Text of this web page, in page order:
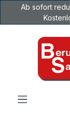
Zum Hauptinhalt
Ab sofort